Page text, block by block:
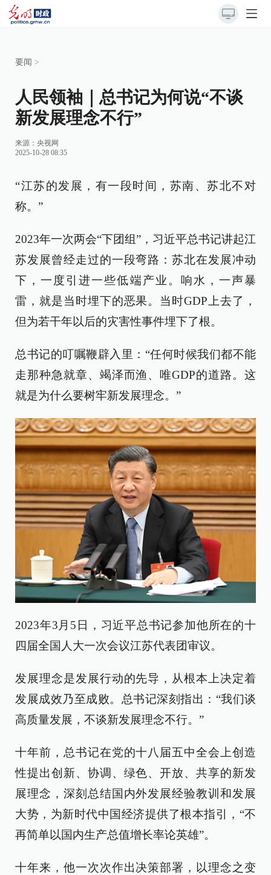
要闻 >
人民领袖｜总书记为何说“不谈
新发展理念不行”
来源： 央视网
2025-10-28 08:35
“江苏的发展，有一段时间，苏南、苏北不对
称。”
2023年一次两会“下团组”，习近平总书记讲起江
苏发展曾经走过的一段弯路：苏北在发展冲动
下，一度引进一些低端产业。响水，一声暴
雷，就是当时埋下的恶果。当时GDP上去了，
但为若干年以后的灾害性事件埋下了根。
总书记的叮嘱鞭辟入里：“任何时候我们都不能
走那种急就章、竭泽而渔、唯GDP的道路。这
就是为什么要树牢新发展理念。”
2023年3月5日，习近平总书记参加他所在的十
四届全国人大一次会议江苏代表团审议。
发展理念是发展行动的先导，从根本上决定着
发展成效乃至成败。总书记深刻指出：“我们谈
高质量发展，不谈新发展理念不行。”
十年前，总书记在党的十八届五中全会上创造
性提出创新、协调、绿色、开放、共享的新发
展理念，深刻总结国内外发展经验教训和发展
大势，为新时代中国经济提供了根本指引，“不
再简单以国内生产总值增长率论英雄”。
十年来，他一次次作出决策部署，以理念之变